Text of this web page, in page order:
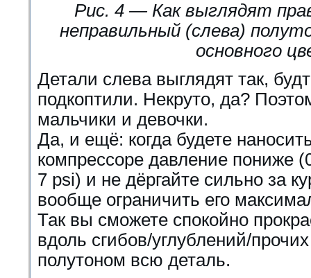
Рис. 4 — Как выглядят
неправильный (слева)
основного
Детали слева выглядят так,
подкоптили. Некруто, да?
мальчики и девочки.
Да, и ещё: когда будете
компрессоре давление пониже
7 psi) и не дёргайте сильно за
вообще ограничить его
Так вы сможете спокойно
вдоль сгибов/углублений/
полутоном всю деталь.